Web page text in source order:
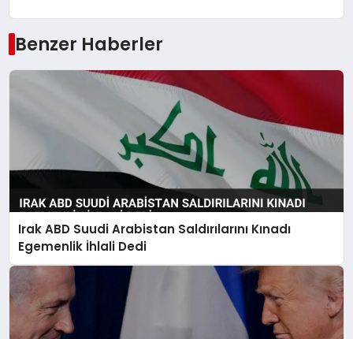
Benzer Haberler
Irak ABD Suudi Arabistan Saldırılarını Kınadı
Egemenlik İhlali Dedi